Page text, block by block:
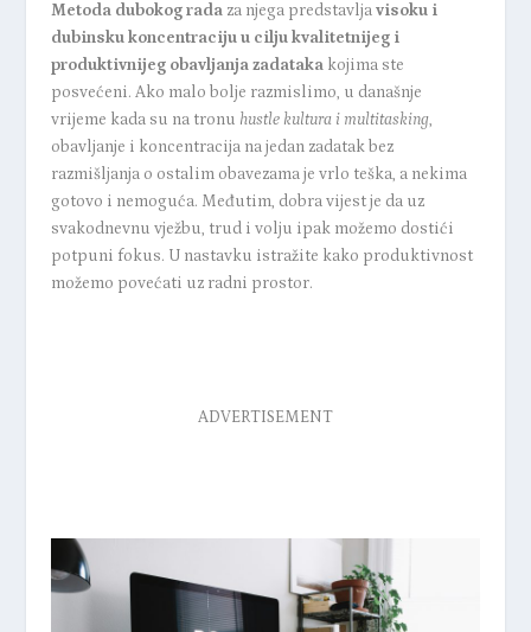
Metoda dubokog radaza njega predstavljavisoku i
dubinsku koncentraciju u cilju kvalitetnijeg i
produktivnijeg obavljanja zadatakakojima ste
posvećeni. Ako malo bolje razmislimo, u današnje
vrijeme kada su na tronu hustle kultura i multitasking,
obavljanje i koncentracija na jedan zadatak bez
razmišljanja o ostalim obavezama je vrlo teška, a nekima
gotovo i nemoguća. Međutim, dobra vijest je da uz
svakodnevnu vježbu, trud i volju ipak možemo dostići
potpuni fokus. U nastavku istražite kako produktivnost
možemo povećati uz radni prostor.
ADVERTISEMENT